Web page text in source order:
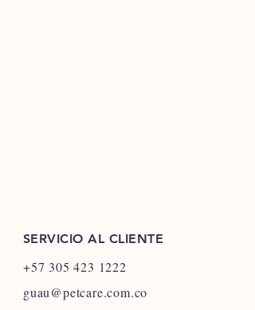
SERVICIO AL CLIENTE
+57 305 423 1222
guau@petcare.com.co